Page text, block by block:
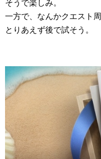
そうで楽しみ。
一方で、なんかクエスト
とりあえず後で試そう。